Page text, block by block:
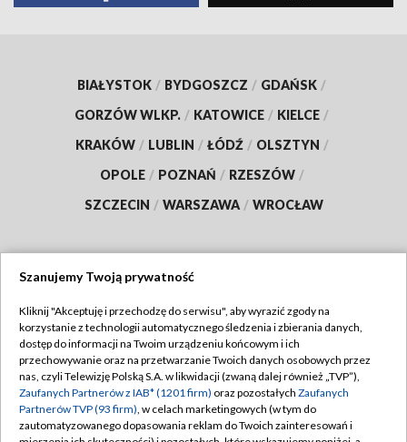
BIAŁYSTOK / BYDGOSZCZ / GDAŃSK /
GORZÓW WLKP. / KATOWICE / KIELCE /
KRAKÓW / LUBLIN / ŁÓDŹ / OLSZTYN /
OPOLE / POZNAŃ / RZESZÓW /
SZCZECIN / WARSZAWA / WROCŁAW
TVP
Abonament TVP
Emisja w TVP
Centrum informacji TVP
Regulamin TVP
Polityka prywatności
Moje zgody
Szanujemy Twoją prywatność
Kliknij "Akceptuję i przechodzę do serwisu", aby wyrazić zgody na
korzystanie z technologii automatycznego śledzenia i zbierania danych,
dostęp do informacji na Twoim urządzeniu końcowym i ich
przechowywanie oraz na przetwarzanie Twoich danych osobowych przez
nas, czyli Telewizję Polską S.A. w likwidacji (zwaną dalej również „TVP”),
Zaufanych Partnerów z IAB* (1201 firm) oraz pozostałych Zaufanych
Partnerów TVP (93 firm), w celach marketingowych (w tym do
zautomatyzowanego dopasowania reklam do Twoich zainteresowań i